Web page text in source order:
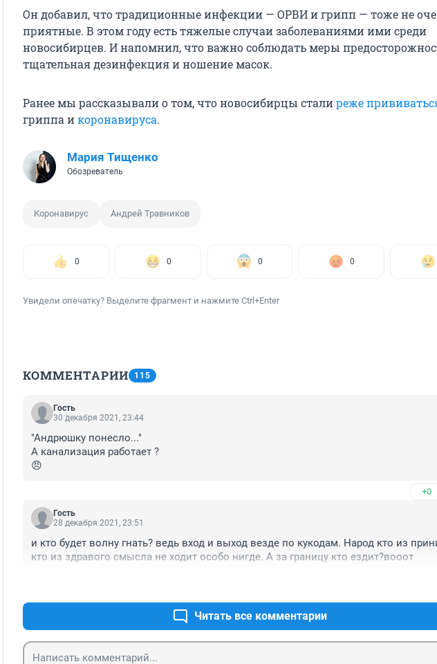
Он добавил, что традиционные инфекции — ОРВИ и грипп — тоже не
приятные. В этом году есть тяжелые случаи заболеваниями ими среди
новосибирцев. И напомнил, что важно соблюдать меры
тщательная дезинфекция и ношение масок.
Ранее мы рассказывали о том, что новосибирцы сталиреже
гриппа икоронавируса.
Мария Тищенко
Обозреватель
Коронавирус Андрей Травников
0 0 0 0
Увидели опечатку? Выделите фрагмент и нажмите Ctrl+Enter
КОММЕНТАРИИ 115
Гость
30 декабря 2021, 23:44
"Андрюшку понесло..."
А канализация работает ?
😠
+0
Гость
28 декабря 2021, 23:51
и кто будет волну гнать? ведь вход и выход везде по кукодам. Народ кто из
кто из здравого смысла не ходит особо нигде. А за границу кто ездит?вооот
Читать все комментарии